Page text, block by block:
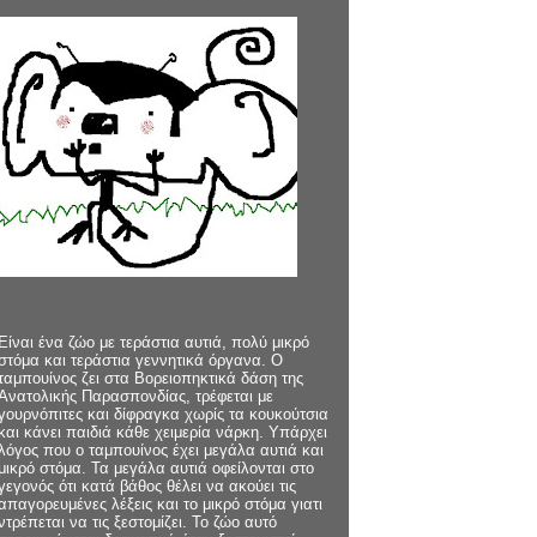
Είναι ένα ζώο με τεράστια αυτιά, πολύ μικρό
και τεράστια γεννητικά όργανα. Ο
ζει στα Βορειοπηκτικά δάση της
Παρασπονδίας, τρέφεται με
και δίφραγκα χωρίς τα κουκούτσια
και κάνει παιδιά κάθε χειμερία νάρκη. Υπάρχει
που ο ταμπουίνος έχει μεγάλα αυτιά και
μικρό στόμα. Τα μεγάλα αυτιά οφείλονται στο
ότι κατά βάθος θέλει να ακούει τις
λέξεις και το μικρό στόμα γιατι
να τις ξεστομίζει. Το ζώο αυτό